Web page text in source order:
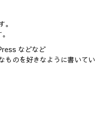
などなど
ものを好きなように書いてい